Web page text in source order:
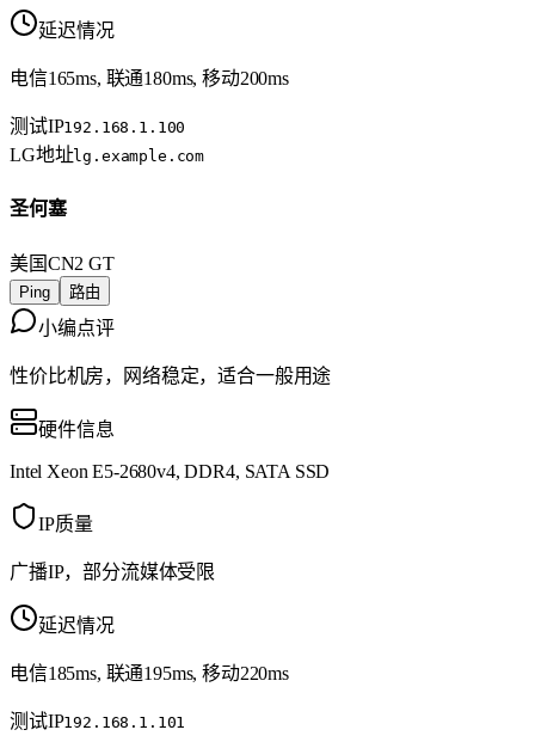
延迟情况
电信165ms, 联通180ms, 移动200ms
测试IP192.168.1.100
LG地址lg.example.com
圣何塞
美国CN2 GT
Ping 路由
小编点评
性价比机房，网络稳定，适合一般用途
硬件信息
Intel Xeon E5-2680v4, DDR4, SATA SSD
IP质量
广播IP，部分流媒体受限
延迟情况
电信185ms, 联通195ms, 移动220ms
测试IP192.168.1.101